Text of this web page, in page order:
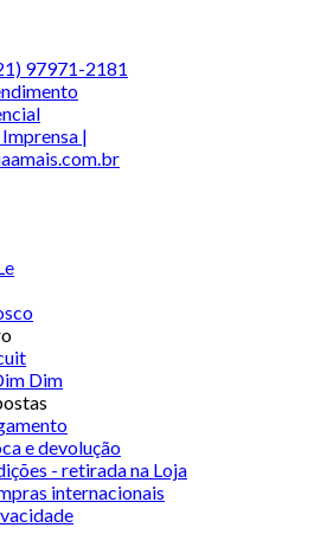
97971-2181
|
Dim
e devolução
- retirada na Loja
internacionais